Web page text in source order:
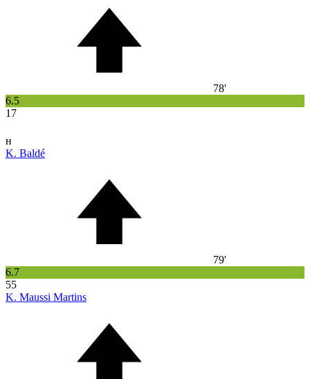
78'
6.5
17
н
K. Baldé
79'
6.7
55
K. Maussi Martins